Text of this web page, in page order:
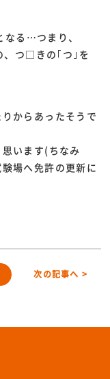
なる…つまり、
、つ□きの｢つ｣を
からあったそうで
います(ちなみ
場へ免許の更新に
次の記事へ >